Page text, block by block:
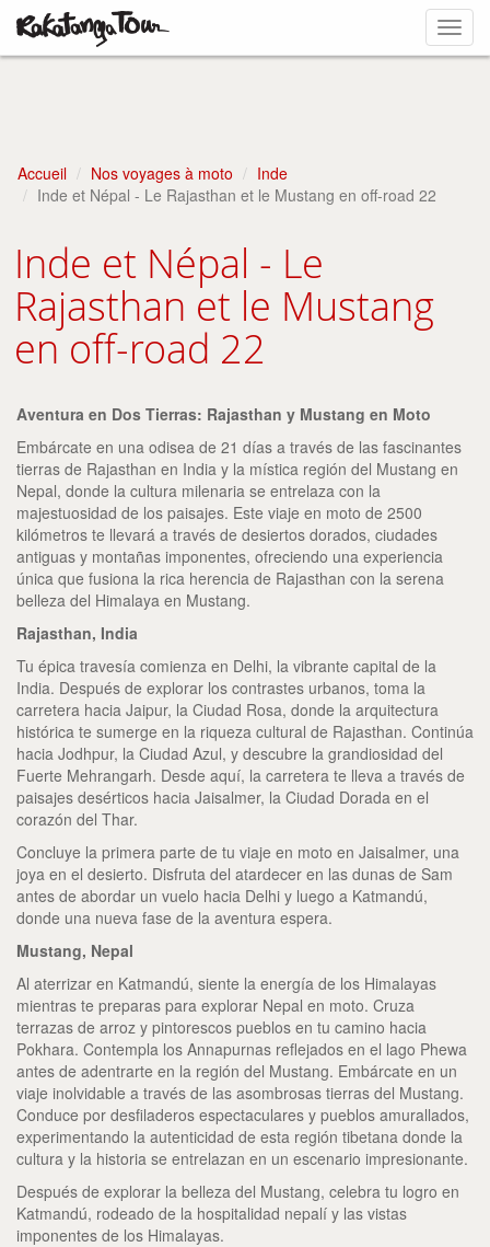
Accueil Nos voyages à moto
Inde
Inde et Népal - Le Rajasthan et le Mustang en off-road 22
Inde et Népal - Le
Rajasthan et le Mustang
en off-road 22
Aventura en Dos Tierras: Rajasthan y Mustang en Moto
Embárcate en una odisea de 21 días a través de las fascinantes
tierras de Rajasthan en India y la mística región del Mustang en
Nepal, donde la cultura milenaria se entrelaza con la
majestuosidad de los paisajes. Este viaje en moto de 2500
kilómetros te llevará a través de desiertos dorados, ciudades
antiguas y montañas imponentes, ofreciendo una experiencia
única que fusiona la rica herencia de Rajasthan con la serena
belleza del Himalaya en Mustang.
Rajasthan, India
Tu épica travesía comienza en Delhi, la vibrante capital de la
India. Después de explorar los contrastes urbanos, toma la
carretera hacia Jaipur, la Ciudad Rosa, donde la arquitectura
histórica te sumerge en la riqueza cultural de Rajasthan. Continúa
hacia Jodhpur, la Ciudad Azul, y descubre la grandiosidad del
Fuerte Mehrangarh. Desde aquí, la carretera te lleva a través de
paisajes desérticos hacia Jaisalmer, la Ciudad Dorada en el
corazón del Thar.
Concluye la primera parte de tu viaje en moto en Jaisalmer, una
joya en el desierto. Disfruta del atardecer en las dunas de Sam
antes de abordar un vuelo hacia Delhi y luego a Katmandú,
donde una nueva fase de la aventura espera.
Mustang, Nepal
Al aterrizar en Katmandú, siente la energía de los Himalayas
mientras te preparas para explorar Nepal en moto. Cruza
terrazas de arroz y pintorescos pueblos en tu camino hacia
Pokhara. Contempla los Annapurnas reflejados en el lago Phewa
antes de adentrarte en la región del Mustang. Embárcate en un
viaje inolvidable a través de las asombrosas tierras del Mustang.
Conduce por desfiladeros espectaculares y pueblos amurallados,
experimentando la autenticidad de esta región tibetana donde la
cultura y la historia se entrelazan en un escenario impresionante.
Después de explorar la belleza del Mustang, celebra tu logro en
Katmandú, rodeado de la hospitalidad nepalí y las vistas
imponentes de los Himalayas.